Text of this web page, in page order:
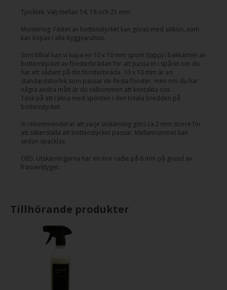
Tjocklek: Välj mellan 14, 18 och 21 mm
Montering: Fästet av bottenstycket kan göras med silikon, som
kan köpas i alla byggvaruhus.
Som tillval kan vi kapa en 10 x 10 mm spont (tapp) i bakkanten av
bottenstycket av fönsterbrädan för att passa in i spåret om du
har ett sådant på din fönsterbräda. 10 x 10 mm är en
standardstorlek som passar de flesta fönster, men om du har
några andra mått är du välkommen att kontakta oss.
Tänk på att räkna med sponten i den totala bredden på
bottenstycket.
Vi rekommenderar att varje utskärning görs ca 2 mm större för
att säkerställa att bottenstycket passar. Mellanrummet kan
sedan spacklas.
OBS: Utskärningarna har en inre radie på 6 mm på grund av
fräsverktyget.
Tillhörande produkter